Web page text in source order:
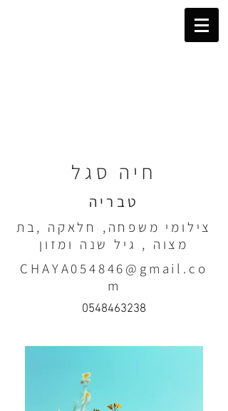
חיה סגל
טבריה
צילומי משפחה, חלאקה ,בת
מצוה , גיל שנה ומזון
CHAYA054846@gmail.co
m
0548463238